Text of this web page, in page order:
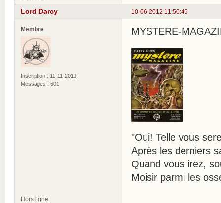
10-06-2012 11:50:45
Lord Darcy
Membre
Inscription : 11-11-2010
Messages : 601
MYSTERE-
"Oui! Telle vous
Après les derniers
Quand vous irez,
Moisir parmi les
Hors ligne